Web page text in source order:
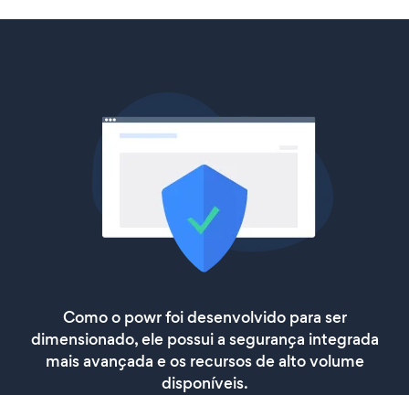
Como o powr foi desenvolvido para ser
dimensionado, ele possui a segurança integrada
mais avançada e os recursos de alto volume
disponíveis.